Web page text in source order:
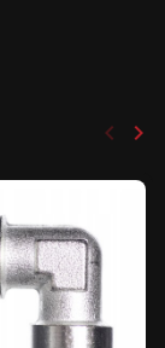
keyboard_arrow_left keyboard_arrow_right